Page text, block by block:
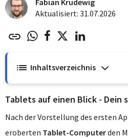
Aktualisiert: 31.07.2026
Inhaltsverzeichnis
Tablets auf einen Blick - Dein
Nach der Vorstellung des ersten
eroberten Tablet-Computerden